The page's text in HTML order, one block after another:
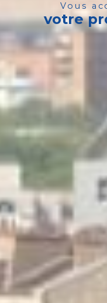
vous
votre